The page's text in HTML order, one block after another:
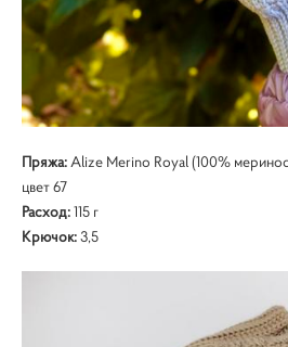
Пряжа:Alize Merino Royal (100%
цвет 67
Расход:115 г
Крючок:3,5